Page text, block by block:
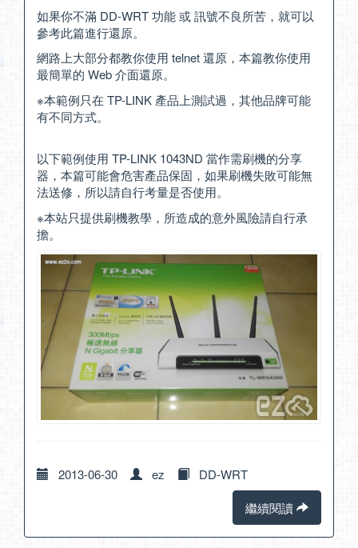
如果你不滿 DD-WRT 功能 或 訊號不良所苦，就可以
參考此篇進行還原。
網路上大部分都教你使用 telnet 還原，本篇教你使用
最簡單的 Web 介面還原。
※本範例只在 TP-LINK 產品上測試過，其他品牌可能
有不同方式。
以下範例使用 TP-LINK 1043ND 當作需刷機的分享
器，本篇可能會危害產品保固，如果刷機失敗可能無
法送修，所以請自行考量是否使用。
※本站只提供刷機教學，所造成的意外風險請自行承
擔。
2013-06-30 ez
DD-WRT
繼續閱讀